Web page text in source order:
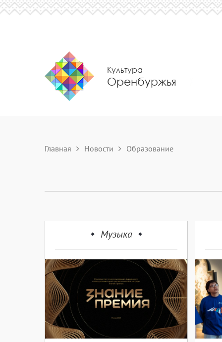
Культура
Оренбуржья
Главная Новости Образование
Музыка